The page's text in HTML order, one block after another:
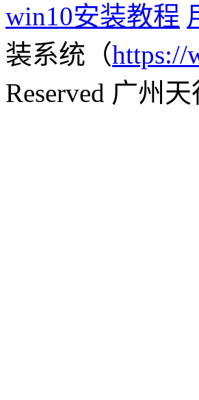
win10安装教程
装系统（https://
Reserved 广州